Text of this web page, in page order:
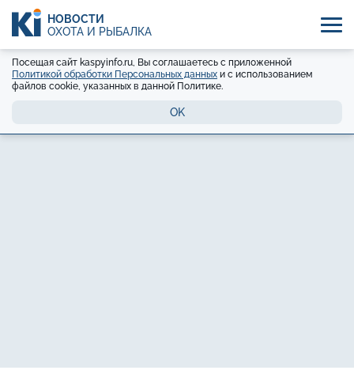
НОВОСТИ
ОХОТА И РЫБАЛКА
Посещая сайт kaspyinfo.ru, Вы соглашаетесь с приложенной
Политикой обработки Персональных данных и с использованием
файлов cookie, указанных в данной Политике.
OK